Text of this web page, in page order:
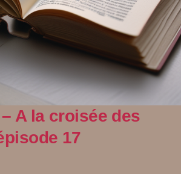
A la croisée des
17